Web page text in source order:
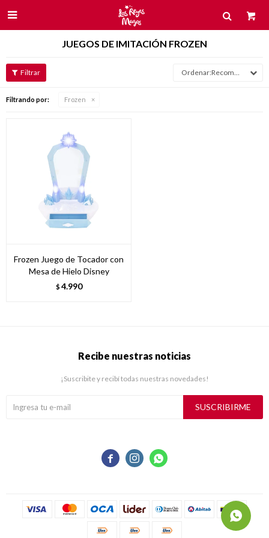

JUEGOS DE IMITACIÓN FROZEN
Recomendados
Filtrando por: Frozen
Frozen Juego de Tocador con
Mesa de Hielo Disney
$ 4.990
  
Recibe nuestras noticias
¡Suscribite y recibí todas nuestras novedades!
SUSCRIBIRME